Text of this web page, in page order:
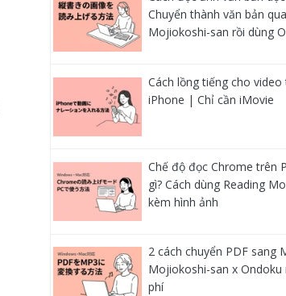
Chuyển thành văn bản qua
Mojiokoshi-san rồi dùng
Cách lồng tiếng cho video
iPhone | Chỉ cần iMovie
Chế độ đọc Chrome trên
gì? Cách dùng Reading
kèm hình ảnh
2 cách chuyển PDF sang
Mojiokoshi-san x Ondoku
phí